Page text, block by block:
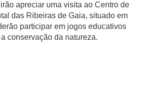
apreciar uma visita ao Centro de
das Ribeiras de Gaia, situado em
participar em jogos educativos
conservação da natureza.